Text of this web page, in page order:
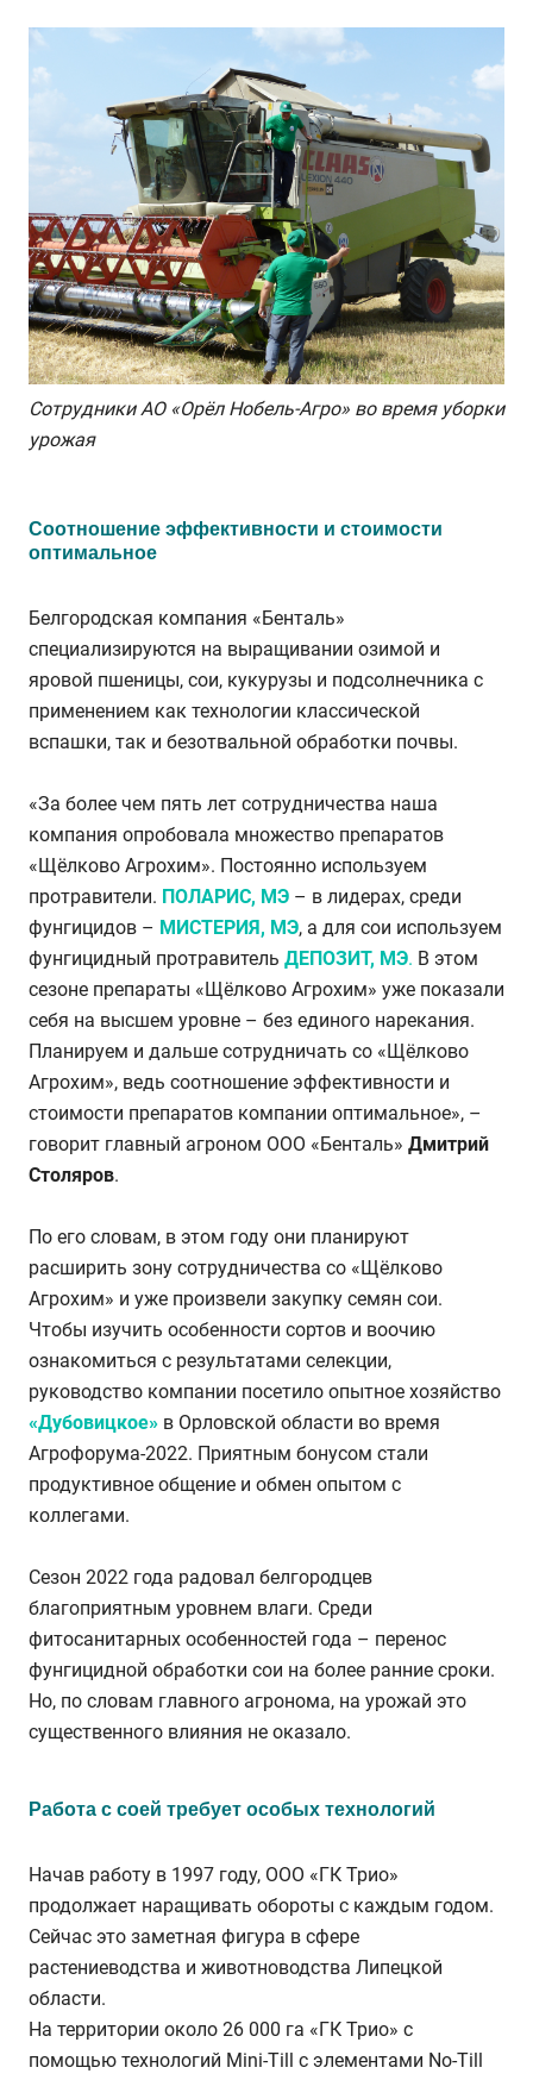
Сотрудники АО «Орёл Нобель-Агро» во время уборки
урожая
Соотношение эффективности и стоимости
оптимальное
Белгородская компания «Бенталь»
специализируются на выращивании озимой и
яровой пшеницы, сои, кукурузы и подсолнечника с
применением как технологии классической
вспашки, так и безотвальной обработки почвы.
«За более чем пять лет сотрудничества наша
компания опробовала множество препаратов
«Щёлково Агрохим». Постоянно используем
протравители. ПОЛАРИС, МЭ – в лидерах, среди
фунгицидов – МИСТЕРИЯ, МЭ, а для сои используем
фунгицидный протравитель ДЕПОЗИТ, МЭ. В этом
сезоне препараты «Щёлково Агрохим» уже показали
себя на высшем уровне – без единого нарекания.
Планируем и дальше сотрудничать со «Щёлково
Агрохим», ведь соотношение эффективности и
стоимости препаратов компании оптимальное», –
говорит главный агроном ООО «Бенталь» Дмитрий
Столяров.
По его словам, в этом году они планируют
расширить зону сотрудничества со «Щёлково
Агрохим» и уже произвели закупку семян сои.
Чтобы изучить особенности сортов и воочию
ознакомиться с результатами селекции,
руководство компании посетило опытное хозяйство
«Дубовицкое» в Орловской области во время
Агрофорума-2022. Приятным бонусом стали
продуктивное общение и обмен опытом с
коллегами.
Сезон 2022 года радовал белгородцев
благоприятным уровнем влаги. Среди
фитосанитарных особенностей года – перенос
фунгицидной обработки сои на более ранние сроки.
Но, по словам главного агронома, на урожай это
существенного влияния не оказало.
Работа с соей требует особых технологий
Начав работу в 1997 году, ООО «ГК Трио»
продолжает наращивать обороты с каждым годом.
Сейчас это заметная фигура в сфере
растениеводства и животноводства Липецкой
области.
На территории около 26 000 га «ГК Трио» с
помощью технологий Mini-Till с элементами No-Till